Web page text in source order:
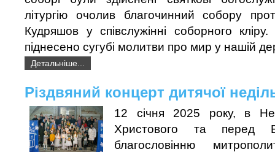
літургію очолив благочинний собору
Кудряшов у співслужінні соборного
піднесено сугубі молитви про мир у нашій
Детальніше...
Різдвяний концерт дитячої
12 січня 2025 року, в
Христового та перед
благословінню